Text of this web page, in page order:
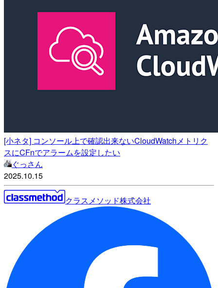
[小ネタ] コンソール上で確認出来ないCloudWatchメトリク
スにCFnでアラームを設定したい
ぐっさん
2025.10.15
クラスメソッド株式会社